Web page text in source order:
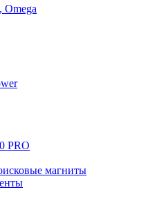
Omega
PRO
магниты